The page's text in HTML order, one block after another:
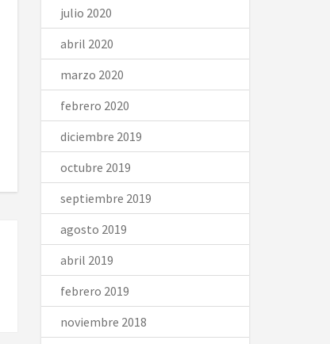
julio 2020
abril 2020
marzo 2020
febrero 2020
diciembre 2019
octubre 2019
septiembre 2019
agosto 2019
abril 2019
febrero 2019
noviembre 2018